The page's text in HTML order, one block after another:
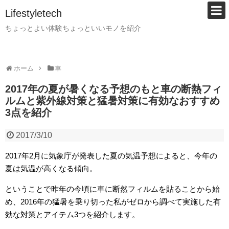
Lifestyletech
ちょっとよい体験ちょっといいモノを紹介
ホーム 車
2017年の夏が暑くなる予想のもと車の断熱フィ
ルムと紫外線対策と猛暑対策に有効なおすすめ
3点を紹介
2017/3/10
2017年2月に気象庁が発表した夏の気温予想によると、今年の
夏は気温が高くなる傾向。
ということで昨年の今頃に車に断然フィルムを貼ることから始
め、2016年の猛暑を乗り切った私がゼロから調べて実施した有
効な対策とアイテム3つを紹介します。